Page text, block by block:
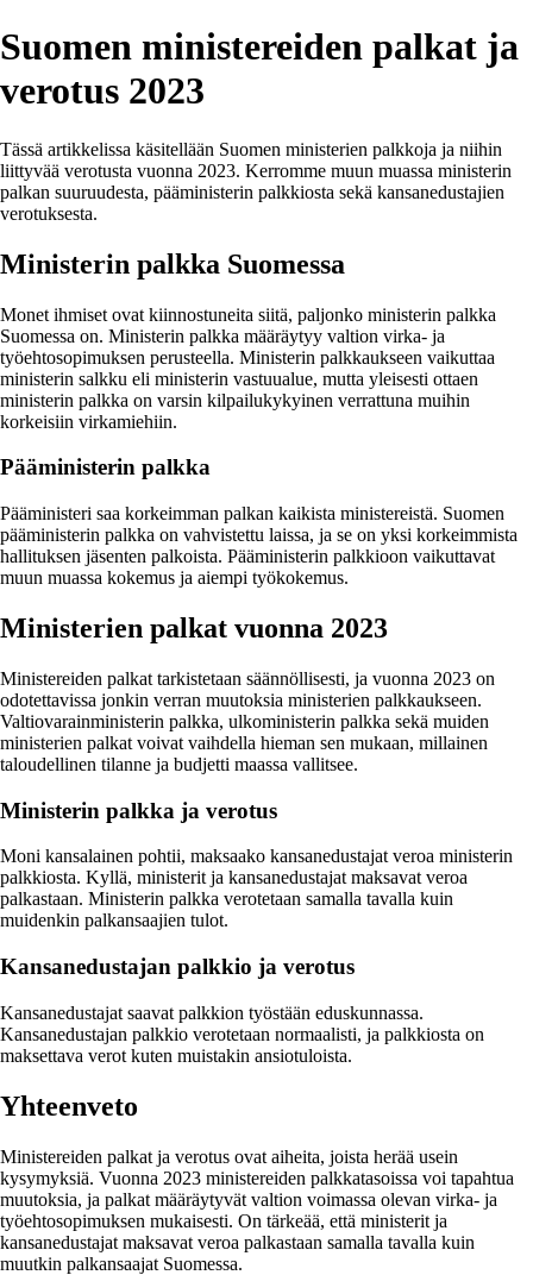
Suomen ministereiden palkat ja
verotus 2023
Tässä artikkelissa käsitellään Suomen ministerien palkkoja ja niihin
liittyvää verotusta vuonna 2023. Kerromme muun muassa ministerin
palkan suuruudesta, pääministerin palkkiosta sekä kansanedustajien
verotuksesta.
Ministerin palkka Suomessa
Monet ihmiset ovat kiinnostuneita siitä, paljonko ministerin palkka
Suomessa on. Ministerin palkka määräytyy valtion virka- ja
työehtosopimuksen perusteella. Ministerin palkkaukseen vaikuttaa
ministerin salkku eli ministerin vastuualue, mutta yleisesti ottaen
ministerin palkka on varsin kilpailukykyinen verrattuna muihin
korkeisiin virkamiehiin.
Pääministerin palkka
Pääministeri saa korkeimman palkan kaikista ministereistä. Suomen
pääministerin palkka on vahvistettu laissa, ja se on yksi korkeimmista
hallituksen jäsenten palkoista. Pääministerin palkkioon vaikuttavat
muun muassa kokemus ja aiempi työkokemus.
Ministerien palkat vuonna 2023
Ministereiden palkat tarkistetaan säännöllisesti, ja vuonna 2023 on
odotettavissa jonkin verran muutoksia ministerien palkkaukseen.
Valtiovarainministerin palkka, ulkoministerin palkka sekä muiden
ministerien palkat voivat vaihdella hieman sen mukaan, millainen
taloudellinen tilanne ja budjetti maassa vallitsee.
Ministerin palkka ja verotus
Moni kansalainen pohtii, maksaako kansanedustajat veroa ministerin
palkkiosta. Kyllä, ministerit ja kansanedustajat maksavat veroa
palkastaan. Ministerin palkka verotetaan samalla tavalla kuin
muidenkin palkansaajien tulot.
Kansanedustajan palkkio ja verotus
Kansanedustajat saavat palkkion työstään eduskunnassa.
Kansanedustajan palkkio verotetaan normaalisti, ja palkkiosta on
maksettava verot kuten muistakin ansiotuloista.
Yhteenveto
Ministereiden palkat ja verotus ovat aiheita, joista herää usein
kysymyksiä. Vuonna 2023 ministereiden palkkatasoissa voi tapahtua
muutoksia, ja palkat määräytyvät valtion voimassa olevan virka- ja
työehtosopimuksen mukaisesti. On tärkeää, että ministerit ja
kansanedustajat maksavat veroa palkastaan samalla tavalla kuin
muutkin palkansaajat Suomessa.